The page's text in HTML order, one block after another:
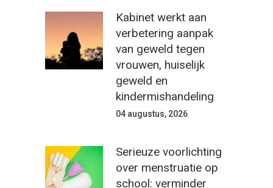
Kabinet werkt aan
verbetering aanpak
van geweld tegen
vrouwen, huiselijk
geweld en
kindermishandeling
04 augustus, 2026
Serieuze voorlichting
over menstruatie op
school: verminder